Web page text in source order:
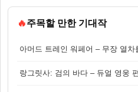
🔥주목할 만한 기대작